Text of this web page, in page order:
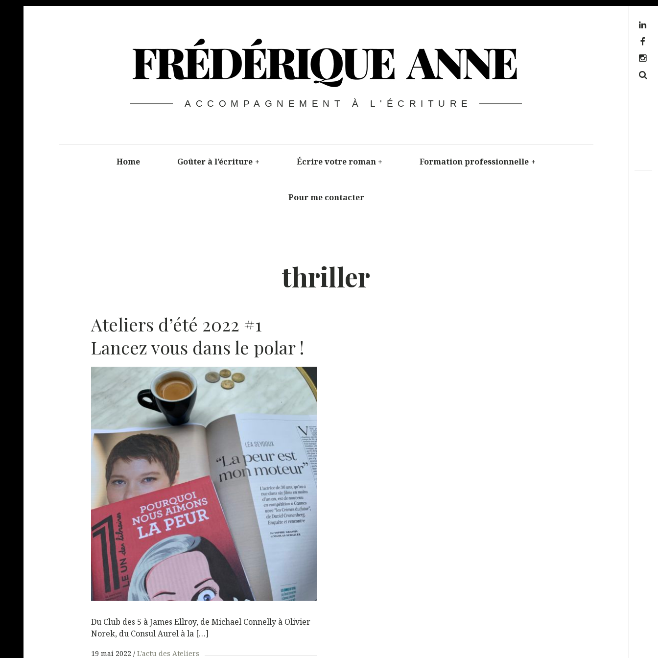
ACCOMPAGNEMENT À L'ÉCRITURE
Home Goûter à l’écriture + Écrire votre roman + Formation professionnelle +
Pour me contacter
thriller
Ateliers d’été 2022 #1
Lancez vous dans le polar !
Du Club des 5 à James Ellroy, de Michael Connelly à Olivier
Norek, du Consul Aurel à la […]
19 mai 2022 L'actu des Ateliers